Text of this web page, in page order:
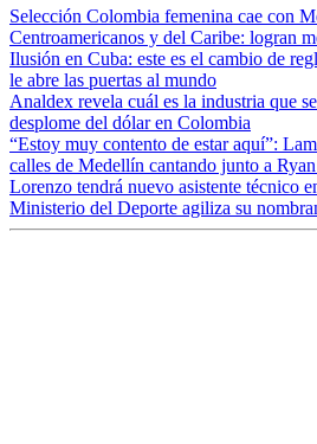
Selección Colombia femenina cae con
Centroamericanos y del Caribe: logran
Ilusión en Cuba: este es el cambio de
le abre las puertas al mundo
Analdex revela cuál es la industria que
desplome del dólar en Colombia
“Estoy muy contento de estar aquí”:
calles de Medellín cantando junto a
Lorenzo tendrá nuevo asistente técnico
Ministerio del Deporte agiliza su